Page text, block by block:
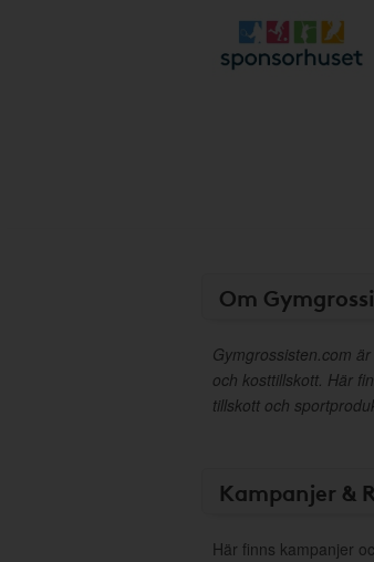
Om
Gymgrossisten.com
och kosttillskott. Här
tillskott och
Kampanjer &
Här finns kampanjer